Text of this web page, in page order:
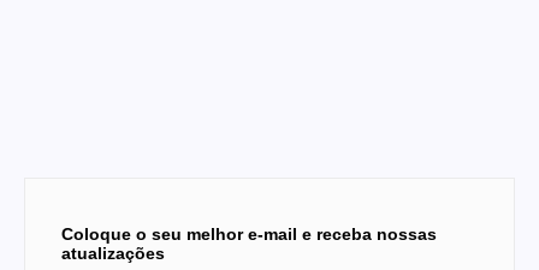
Coloque o seu melhor e-mail e receba nossas
atualizações